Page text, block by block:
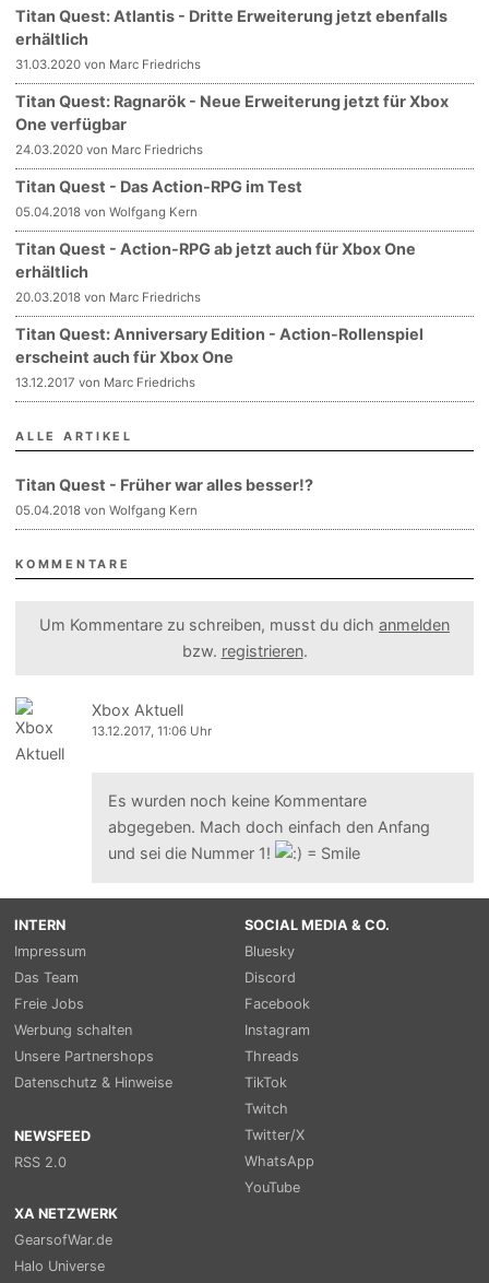
Titan Quest: Atlantis - Dritte Erweiterung jetzt ebenfalls
erhältlich
31.03.2020 von Marc Friedrichs
Titan Quest: Ragnarök - Neue Erweiterung jetzt für Xbox
One verfügbar
24.03.2020 von Marc Friedrichs
Titan Quest - Das Action-RPG im Test
05.04.2018 von Wolfgang Kern
Titan Quest - Action-RPG ab jetzt auch für Xbox One
erhältlich
20.03.2018 von Marc Friedrichs
Titan Quest: Anniversary Edition - Action-Rollenspiel
erscheint auch für Xbox One
13.12.2017 von Marc Friedrichs
ALLE ARTIKEL
Titan Quest - Früher war alles besser!?
05.04.2018 von Wolfgang Kern
KOMMENTARE
Um Kommentare zu schreiben, musst du dich anmelden
bzw. registrieren.
Xbox Aktuell
13.12.2017, 11:06 Uhr
Es wurden noch keine Kommentare
abgegeben. Mach doch einfach den Anfang
und sei die Nummer 1!
INTERN
Impressum
Das Team
Freie Jobs
Werbung schalten
Unsere Partnershops
Datenschutz & Hinweise
NEWSFEED
RSS 2.0
SOCIAL MEDIA & CO.
Bluesky
Discord
Facebook
Instagram
Threads
TikTok
Twitch
Twitter/X
WhatsApp
YouTube
XA NETZWERK
GearsofWar.de
Halo Universe